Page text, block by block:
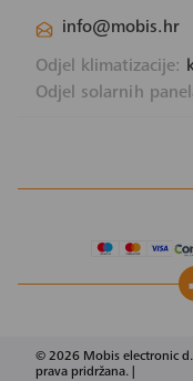
info@mobis.hr
Odjel klimatizacije:
Odjel solarnih
© 2026 Mobis electronic
prava pridržana. |